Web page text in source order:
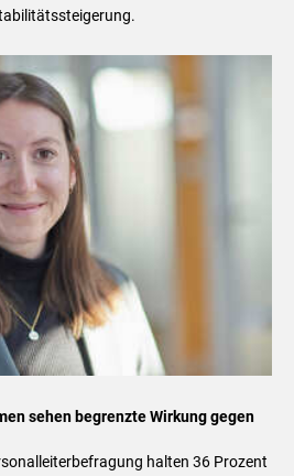
sehen begrenzte Wirkung gegen
halten 36 Prozent